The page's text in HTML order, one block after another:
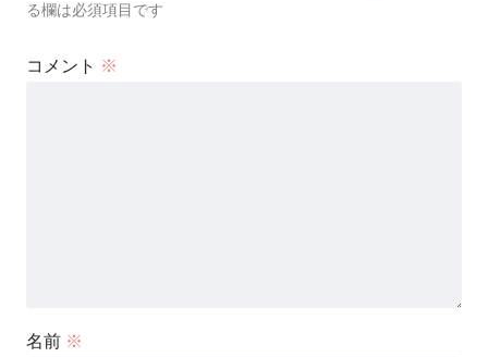
る欄は必須項目です
コメント ※
名前 ※